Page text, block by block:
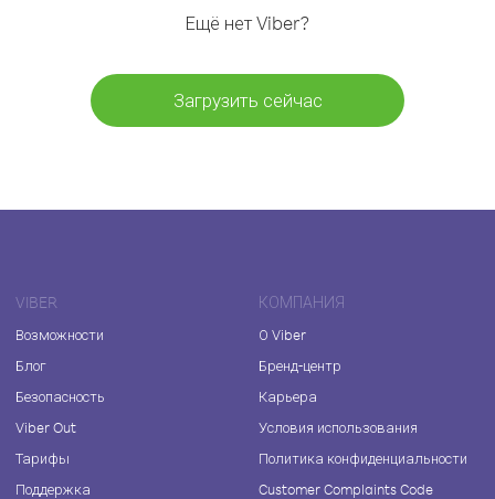
Ещё нет Viber?
Загрузить сейчас
VIBER
Возможности
Блог
Безопасность
Viber Out
Тарифы
Поддержка
КОМПАНИЯ
О Viber
Бренд-центр
Карьера
Условия использования
Политика конфиденциальности
Customer Complaints Code